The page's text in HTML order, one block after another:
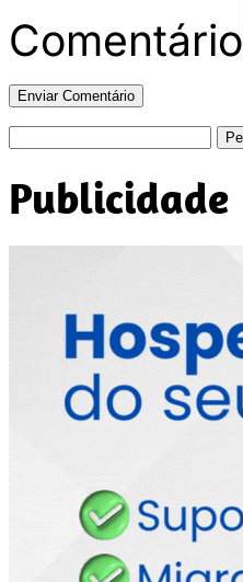
Comentário
Publicidade